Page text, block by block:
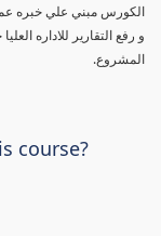
الكورس مبني علي خبره
و رفع التقارير للاداره
المشروع.
course?